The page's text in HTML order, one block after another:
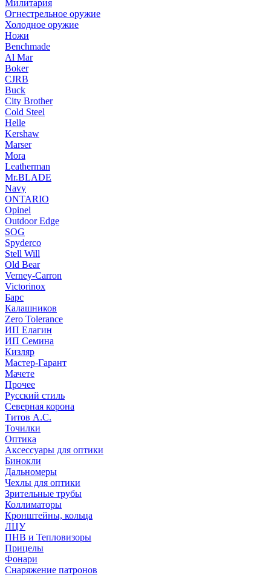
Милитария
Огнестрельное оружие
Холодное оружие
Ножи
Benchmade
Al Mar
Boker
CJRB
Buck
City Brother
Cold Steel
Helle
Kershaw
Marser
Mora
Leatherman
Mr.BLADE
Navy
ONTARIO
Opinel
Outdoor Edge
SOG
Spyderco
Stell Will
Old Bear
Verney-Carron
Victorinox
Барс
Калашников
Zero Tolerance
ИП Елагин
ИП Семина
Кизляр
Мастер-Гарант
Мачете
Прочее
Русский стиль
Северная корона
Титов А.С.
Точилки
Оптика
Аксессуары для оптики
Бинокли
Дальномеры
Чехлы для оптики
Зрительные трубы
Коллиматоры
Кронштейны, кольца
ЛЦУ
ПНВ и Тепловизоры
Прицелы
Фонари
Снаряжение патронов